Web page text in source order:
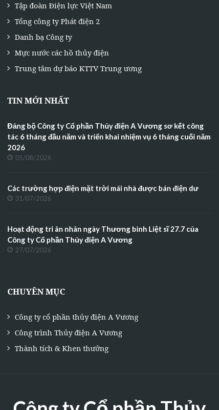
Tập đoàn Điện lực Việt Nam
Tổng công ty Phát điện 2
Danh bạ Công ty
Mực nước các hồ thủy điện
Trung tâm dự báo KTTV Trung ương
TIN MỚI NHẤT
Đảng bộ Công ty Cổ phần Thủy điện A Vương sơ kết công
tác 6 tháng đầu năm và triển khai nhiệm vụ 6 tháng cuối năm
2026
05/08/2026
Các trường hợp điện mặt trời mái nhà được bán điện dư
31/07/2026
Hoạt động tri ân nhân ngày Thương binh Liệt sĩ 27.7 của
Công ty Cổ phần Thủy điện A Vương
27/07/2026
CHUYÊN MỤC
Công ty cổ phần thủy điện A Vương
Công trình Thủy điện A Vương
Thành tích & Khen thưởng